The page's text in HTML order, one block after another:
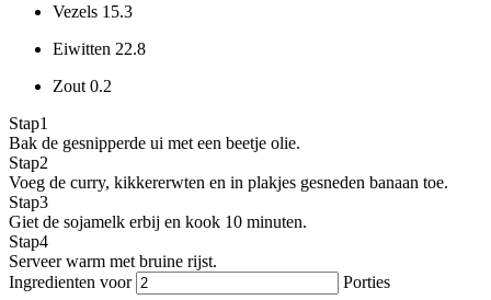
Vezels 15.3
Eiwitten 22.8
Zout 0.2
Stap1
Bak de gesnipperde ui met een beetje olie.
Stap2
Voeg de curry, kikkererwten en in plakjes gesneden banaan toe.
Stap3
Giet de sojamelk erbij en kook 10 minuten.
Stap4
Serveer warm met bruine rijst.
Ingredienten voor
Porties